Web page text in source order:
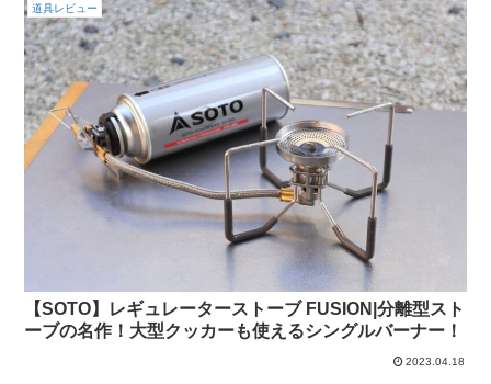
道具レビュー
【SOTO】レギュレーターストーブ FUSION|分離型スト
ーブの名作！大型クッカーも使えるシングルバーナー！
2023.04.18